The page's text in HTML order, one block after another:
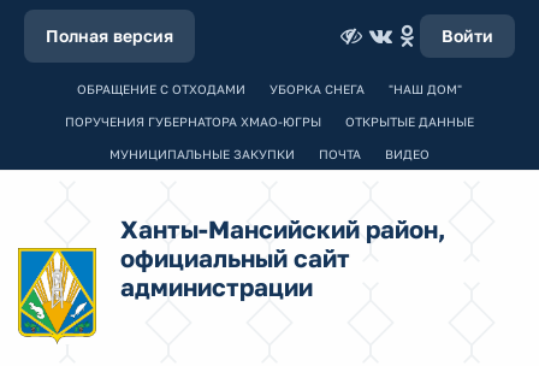
Полная версия Войти
ОБРАЩЕНИЕ С ОТХОДАМИ УБОРКА СНЕГА "НАШ ДОМ"
ПОРУЧЕНИЯ ГУБЕРНАТОРА ХМАО-ЮГРЫ ОТКРЫТЫЕ ДАННЫЕ
МУНИЦИПАЛЬНЫЕ ЗАКУПКИ ПОЧТА ВИДЕО
Ханты-Мансийский район,
официальный сайт
администрации